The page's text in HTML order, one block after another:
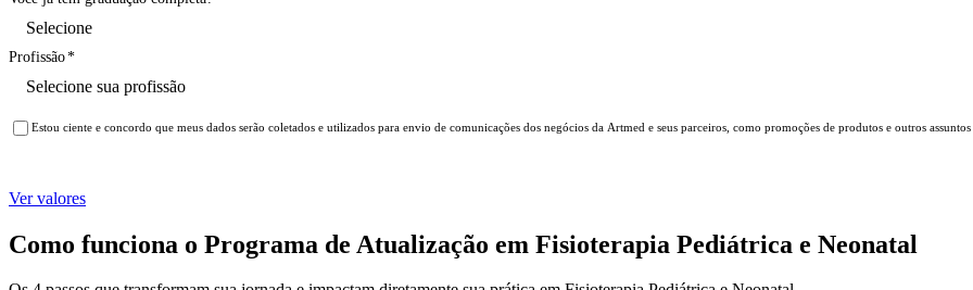
Profissão*
Estou ciente e concordo que meus dados serão coletados e utilizados para envio de comunicações dos negócios da Artmed e seus parceiros, como promoções de produtos e outros
Ver valores
Como funciona o Programa de Atualização em Fisioterapia Pediátrica e Neonatal